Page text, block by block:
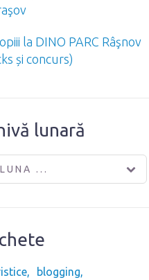
la DINO PARC Râşnov
și concurs)
lunară
...
blogging